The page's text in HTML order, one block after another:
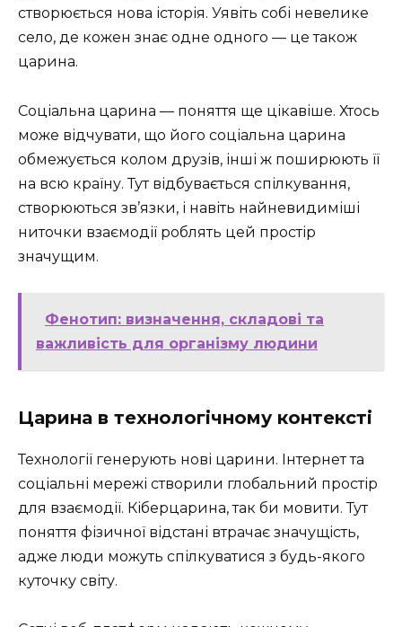
створюється нова історія. Уявіть собі невелике
село, де кожен знає одне одного — це також
царина.
Соціальна царина — поняття ще цікавіше. Хтось
може відчувати, що його соціальна царина
обмежується колом друзів, інші ж поширюють її
на всю країну. Тут відбувається спілкування,
створюються зв’язки, і навіть найневидиміші
ниточки взаємодії роблять цей простір
значущим.
Фенотип: визначення, складові та
важливість для організму людини
Царина в технологічному контексті
Технології генерують нові царини. Інтернет та
соціальні мережі створили глобальний простір
для взаємодії. Кіберцарина, так би мовити. Тут
поняття фізичної відстані втрачає значущість,
адже люди можуть спілкуватися з будь-якого
куточку світу.